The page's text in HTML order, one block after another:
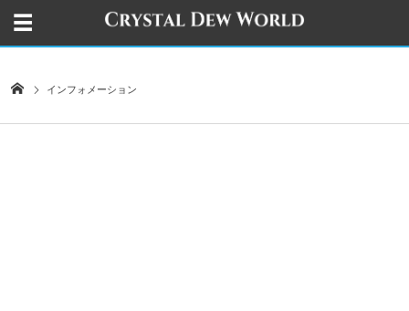
インフォメーション